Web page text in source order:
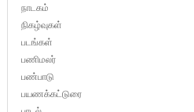
நாடகம்
நிகழ்வுகள்
படங்கள்
பணிமலர்
பண்பாடு
பயணக்கட்டுரை